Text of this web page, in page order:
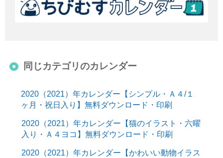
同じカテゴリのカレンダー
2020（2021）年カレンダー【シンプル・Ａ４/１
ヶ月・祝日入り】無料ダウンロード・印刷
2020（2021）年カレンダー【猫のイラスト・六曜
入り・Ａ４ヨコ】無料ダウンロード・印刷
2020（2021）年カレンダー【かわいい動物イラス